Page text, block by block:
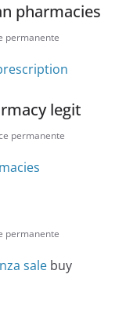
pharmacies
permanente
legit
permanente
permanente
sale buy